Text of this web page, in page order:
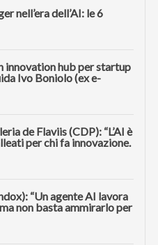
nell’era dell’AI: le 6
innovation hub per startup
Ivo Boniolo (ex e-
de Flaviis (CDP): “L’AI è
per chi fa innovazione.
“Un agente AI lavora
non basta ammirarlo per